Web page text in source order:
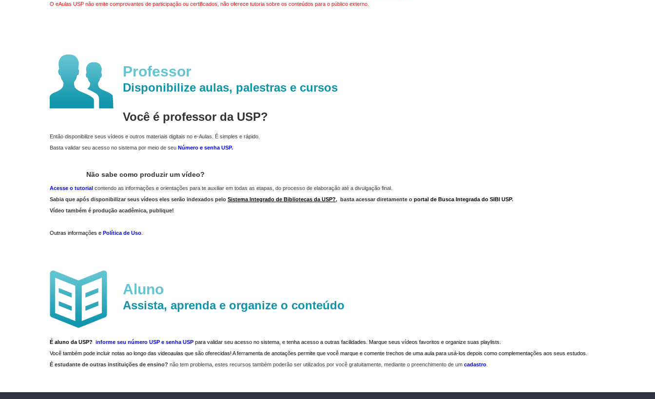
O eAulas USP não emite comprovantes de participação ou certificados, não oferece tutoria sobre os conteúdos para o público externo.
Professor
Disponibilize aulas, palestras e cursos
Você é professor da USP?
Então disponibilize seus vídeos e outros materiais digitais no e-Aulas. É simples e rápido.
Basta validar seu acesso no sistema por meio de seu Número e senha USP.
Não sabe como produzir um vídeo?
Acesse o tutorial contendo as informações e orientações para te auxiliar em todas as etapas, do processo de elaboração até a divulgação final.
Sabia que após disponibilizar seus vídeos eles serão indexados pelo Sistema Integrado de Bibliotecas da USP?, basta acessar diretamente o portal de Busca Integrada do SIBI USP.
Vídeo também é produção acadêmica, publique!
Outras informações e Política de Uso
Aluno
Assista, aprenda e organize o conteúdo
É aluno da USP? informe seu número USP e senha USP para validar seu acesso no sistema, e tenha acesso a outras facilidades. Marque seus vídeos favoritos e organize suas playlists.
Você também pode incluir notas ao longo das videoaulas que são oferecidas! A ferramenta de anotações permite que você marque e comente trechos de uma aula para usá-los depois como complementações aos seus estudos.
É estudante de outras instituições de ensino? não tem problema, estes recursos também poderão ser utilizados por você gratuitamente, mediante o preenchimento de um cadastro